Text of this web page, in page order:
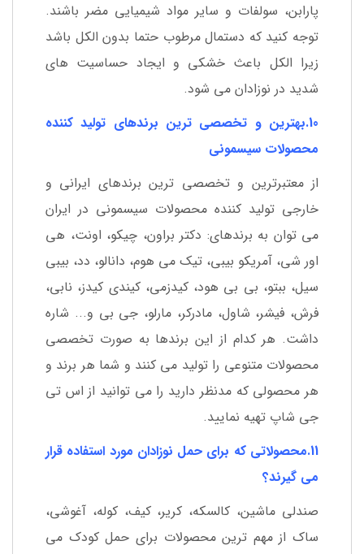
پارابن، سولفات و سایر مواد شیمیایی مضر باشند.
توجه کنید که دستمال مرطوب حتما بدون الکل باشد
زیرا الکل باعث خشکی و ایجاد حساسیت های
شدید در نوزادان می شود.
10.بهترین و تخصصی ترین برندهای تولید کننده
محصولات سیسمونی
از معتبرترین و تخصصی ترین برندهای ایرانی و
خارجی تولید کننده محصولات سیسمونی در ایران
می توان به برندهای: دکتر براون، چیکو، اونت، هی
اور شی، آمریکو بیبی، تیک می هوم، دانالو، دد، بیبی
سیل، ببتو، بی بی هود، کیدزمی، کیندی کیدز، نابی،
فرش، فیشر، شاول، مادرکر، مارلو، جی بی و... شاره
داشت. هر کدام از این برندها به صورت تخصصی
محصولات متنوعی را تولید می کنند و شما هر برند و
هر محصولی که مدنظر دارید را می توانید از اس تی
جی شاپ تهیه نمایید.
11.محصولاتی که برای حمل نوزادان مورد استفاده قرار
می گیرند؟
صندلی ماشین، کالسکه، کریر، کیف، کوله، آغوشی،
ساک از مهم ترین محصولات برای حمل کودک می